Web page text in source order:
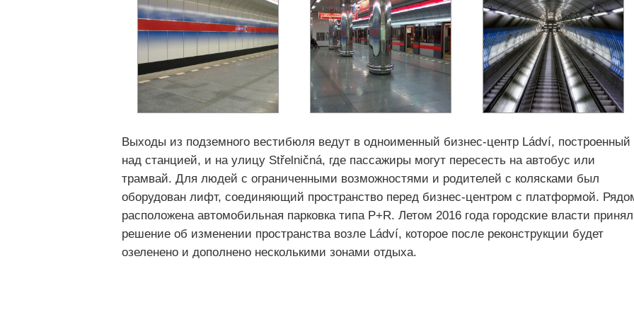
Выходы из подземного вестибюля ведут в одноименный бизнес-центр Ládví, построенный
над станцией, и на улицу Střelničná, где пассажиры могут пересесть на автобус или
трамвай. Для людей с ограниченными возможностями и родителей с колясками был
оборудован лифт, соединяющий пространство перед бизнес-центром с платформой.
расположена автомобильная парковка типа P+R. Летом 2016 года городские власти
решение об изменении пространства возле Ládví, которое после реконструкции будет
озеленено и дополнено несколькими зонами отдыха.